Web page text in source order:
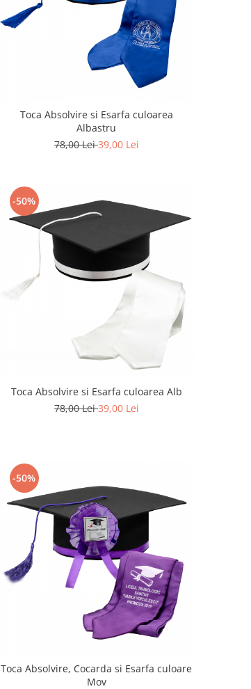
Toca Absolvire si Esarfa culoarea
Albastru
78,00 Lei39,00 Lei
-50%
Toca Absolvire si Esarfa culoarea Alb
78,00 Lei39,00 Lei
-50%
Toca Absolvire, Cocarda si Esarfa culoare
Mov